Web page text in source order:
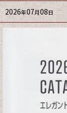
2026年07月08日